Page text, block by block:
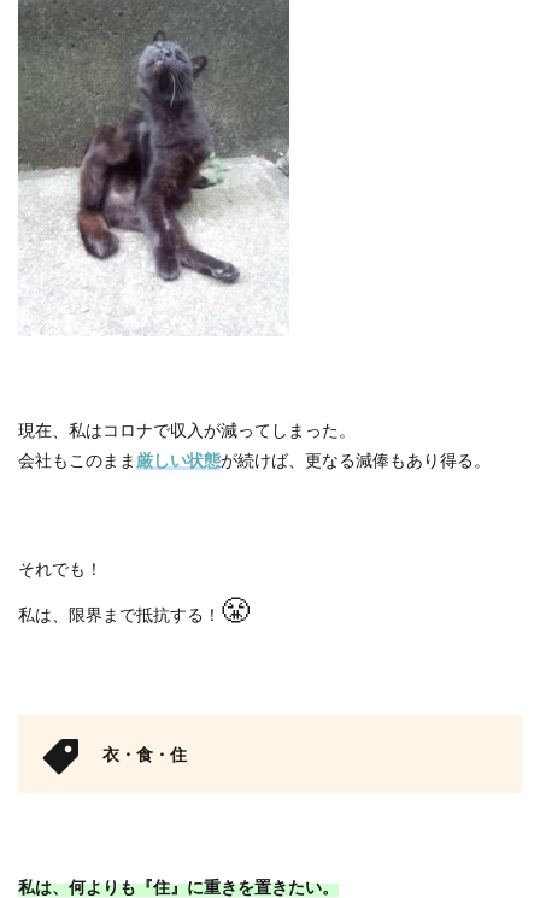
現在、私はコロナで収入が減ってしまった。
会社もこのまま 厳しい状態が続けば、更なる減俸もあり得る。
それでも！
私は、限界まで抵抗する！ 😤
衣・食・住
私は、何よりも『住』に重きを置きたい。